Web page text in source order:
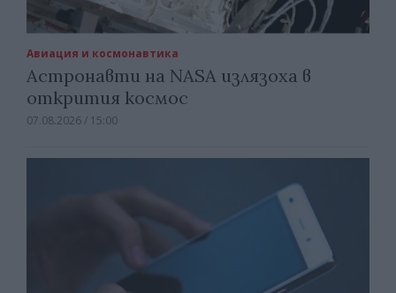
Авиация и космонавтика
Астронавти на NASA излязоха в
открития космос
07.08.2026 / 15:00